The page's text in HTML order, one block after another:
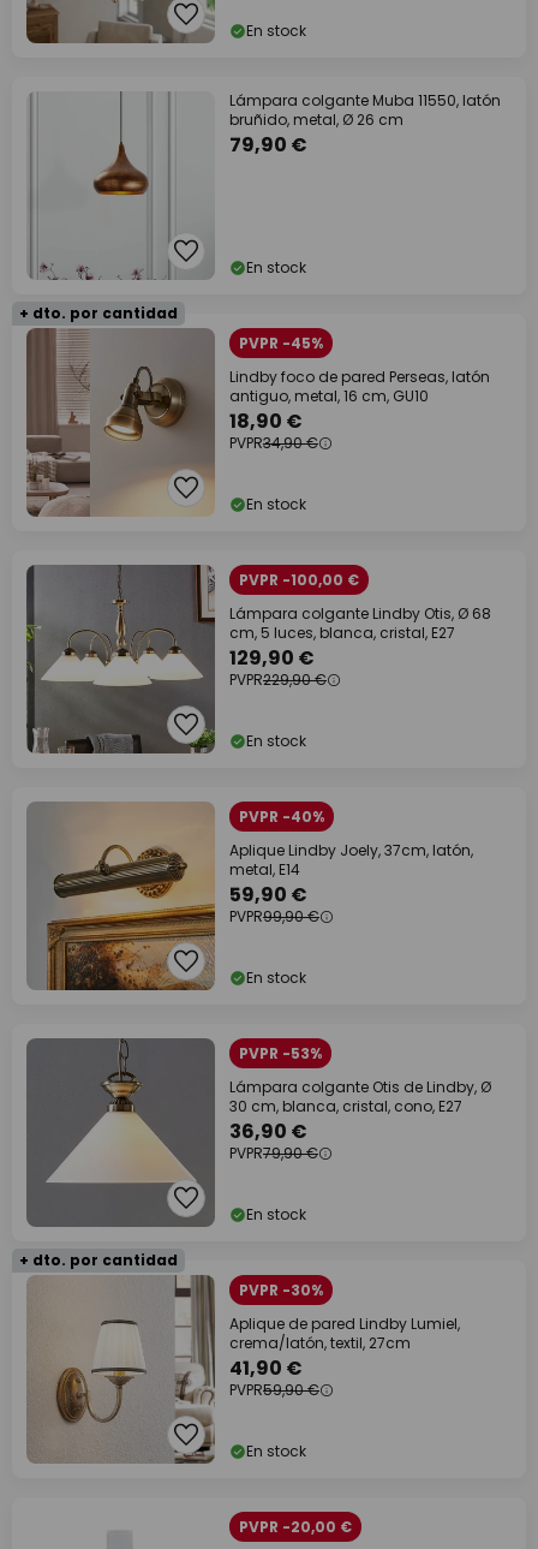
En stock
Lámpara colgante Muba 11550, latón
bruñido, metal, Ø 26 cm
79,90 €
En stock
+ dto. por cantidad
PVPR -45%
Lindby foco de pared Perseas, latón
antiguo, metal, 16 cm, GU10
18,90 €
PVPR34,90 €
En stock
PVPR -100,00 €
Lámpara colgante Lindby Otis, Ø 68
cm, 5 luces, blanca, cristal, E27
129,90 €
PVPR229,90 €
En stock
PVPR -40%
Aplique Lindby Joely, 37cm, latón,
metal, E14
59,90 €
PVPR99,90 €
En stock
PVPR -53%
Lámpara colgante Otis de Lindby, Ø
30 cm, blanca, cristal, cono, E27
36,90 €
PVPR79,90 €
En stock
+ dto. por cantidad
PVPR -30%
Aplique de pared Lindby Lumiel,
crema/latón, textil, 27cm
41,90 €
PVPR59,90 €
En stock
PVPR -20,00 €